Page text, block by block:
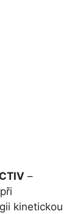
–
kinetickou